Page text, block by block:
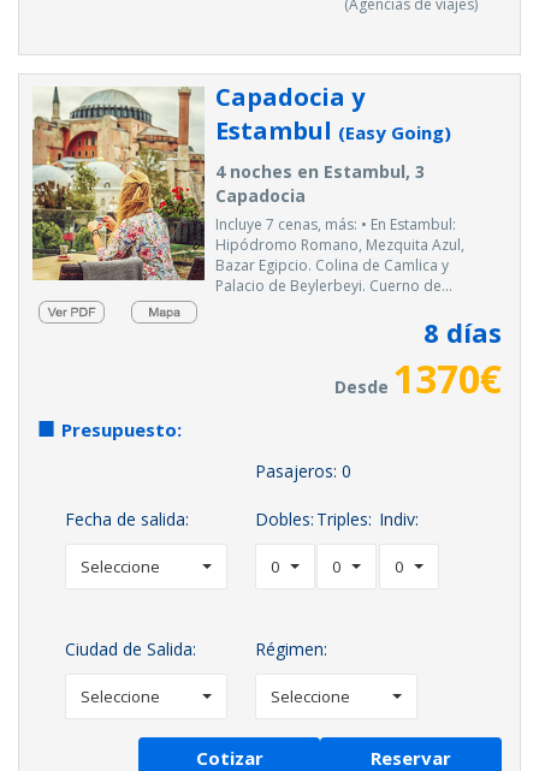
(Agencias de viajes)
Capadocia y
Estambul (Easy Going)
4 noches en Estambul, 3
Capadocia
Incluye 7 cenas, más: • En Estambul:
Hipódromo Romano, Mezquita Azul,
Bazar Egipcio. Colina de Camlica y
Palacio de Beylerbeyi. Cuerno de...
8 días
Desde 1370€
Presupuesto:
Fecha de salida:
Seleccione
Pasajeros: 0
Dobles:
0
Triples:
0
Indiv:
0
Ciudad de Salida:
Seleccione
Régimen:
Seleccione
Cotizar Reservar